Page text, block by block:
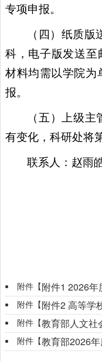
专项申报。
（四）纸质
科，电子版发送至
材料均需以学院为
报。
（五）上级
有变化，科研处将
联系人：赵雨
附件【
附件【
附件【
附件【